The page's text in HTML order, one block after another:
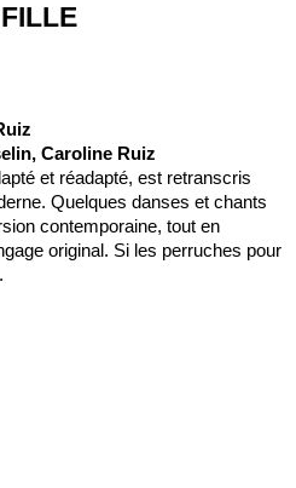
Caroline Ruiz
et réadapté, est retranscris
Quelques danses et chants
contemporaine, tout en
original. Si les perruches pour